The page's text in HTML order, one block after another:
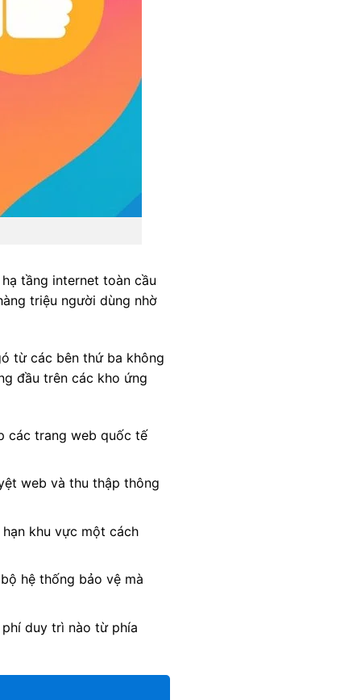
tầng internet toàn cầu
triệu người dùng nhờ
từ các bên thứ ba không
đầu trên các kho ứng
các trang web quốc tế
web và thu thập thông
khu vực một cách
hệ thống bảo vệ mà
duy trì nào từ phía